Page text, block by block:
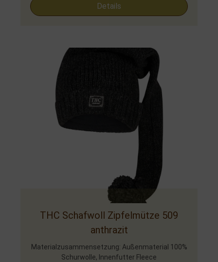
Details
THC Schafwoll Zipfelmütze 509
anthrazit
Materialzusammensetzung: Außenmaterial 100%
Schurwolle, Innenfutter Fleece